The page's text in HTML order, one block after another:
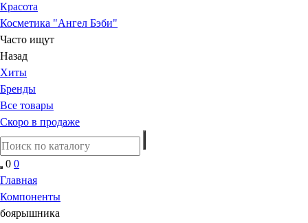
Красота
Косметика "Ангел Бэби"
Часто ищут
Назад
Хиты
Бренды
Все товары
Скоро в продаже
0 0
Главная
Компоненты
боярышника